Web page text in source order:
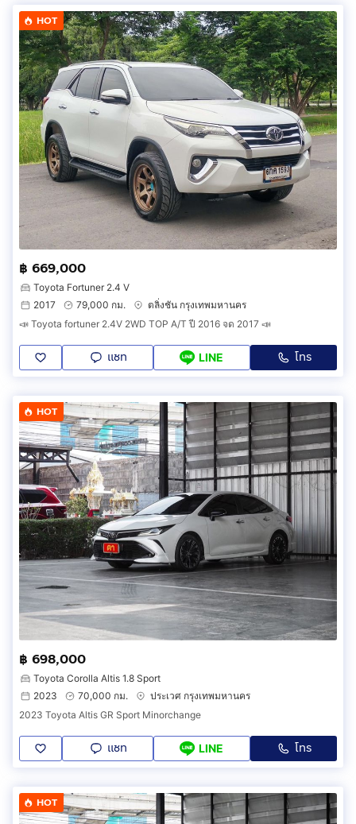
HOT
฿ 669,000
Toyota Fortuner 2.4 V
2017
79,000 กม.
ตลิ่งชัน กรุงเทพมหานคร
📣 Toyota fortuner 2.4V 2WD TOP A/T ปี 2016 จด 2017 📣
แชท LINE โทร
HOT
฿ 698,000
Toyota Corolla Altis 1.8 Sport
2023
70,000 กม.
ประเวศ กรุงเทพมหานคร
2023 Toyota Altis GR Sport Minorchange
แชท LINE โทร
HOT